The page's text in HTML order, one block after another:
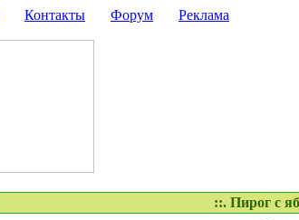
Контакты Форум
Реклама
::. Пирог с